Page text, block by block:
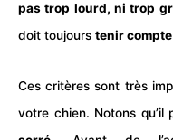
pas trop lourd, ni trop
doit toujours tenir compte
Ces critères sont très
votre chien. Notons qu’il